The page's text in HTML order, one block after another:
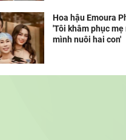
Hoa hậu Emoura
'Tôi khâm phục mẹ
mình nuôi hai con'